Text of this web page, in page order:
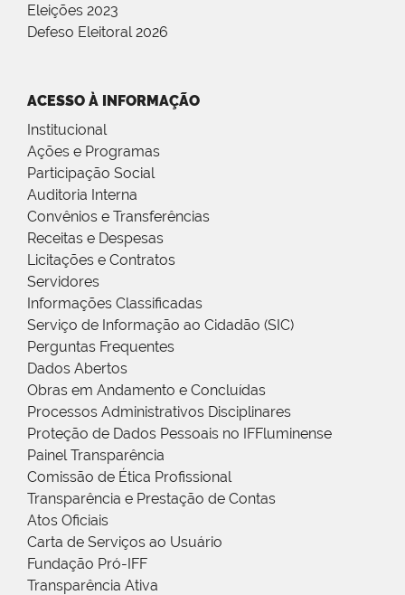
Eleições 2023
Defeso Eleitoral 2026
ACESSO À INFORMAÇÃO
Institucional
Ações e Programas
Participação Social
Auditoria Interna
Convênios e Transferências
Receitas e Despesas
Licitações e Contratos
Servidores
Informações Classificadas
Serviço de Informação ao Cidadão (SIC)
Perguntas Frequentes
Dados Abertos
Obras em Andamento e Concluídas
Processos Administrativos Disciplinares
Proteção de Dados Pessoais no IFFluminense
Painel Transparência
Comissão de Ética Profissional
Transparência e Prestação de Contas
Atos Oficiais
Carta de Serviços ao Usuário
Fundação Pró-IFF
Transparência Ativa